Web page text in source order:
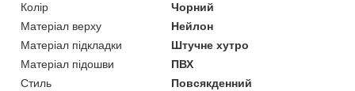
Колір
Чорний
Матеріал верху
Нейлон
Матеріал підкладки
Штучне хутро
Матеріал підошви
ПВХ
Стиль
Повсякденний